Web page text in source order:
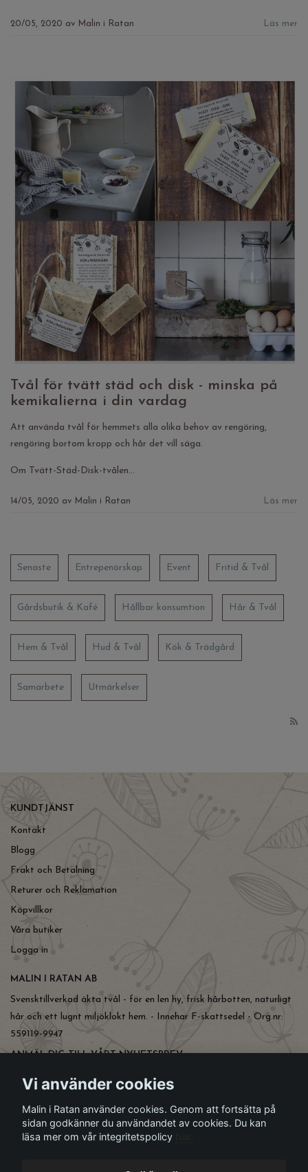
20/05, 2020 av Malin i Ratan Läs mer
Tvål för tvätt städ och disk - minska på
kemikalierna i din vardag
Att använda tvål för hemmets alla olika behov av rengöring,
rengöring bortom kropp och hår det vill säga.
Om Tvätt-Städ-Disk-tvålen...
14/05, 2020 av Malin i Ratan Läs mer
Senaste Entrepenörskap Event Fritid & Tvål
Gårdsbutik & Kafé Hållbar konsumtion Hår & Tvål
Hem & Tvål Hud & Tvål Kök & Trädgård
Samarbete Utmärkelser
KUNDTJÄNST
Kontakt
Blogg
Frakt och Betalning
Returer och Reklamation
Köpvillkor
Våra butiker
Logga in
MALIN I RATAN AB
Svensktillverkad äkta tvål - för en len hy, frisk hårbotten, naturligt
hår och ett lugnt miljöklokt hem. - Innehar F-skattsedel - Org.nr:
559119-9947
ANMÄL DIG TILL VÅRT NYHETSBREV
Vi använder cookies
Malin i Ratan använder cookies. Genom att fortsätta på
sidan godkänner du användandet av cookies. Du kan
läsa mer om vår integritetspolicy